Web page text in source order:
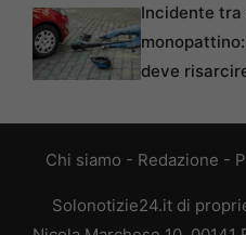
Incidente tra
deve
Chi siamo - Redazione -
Solonotizie24.it di